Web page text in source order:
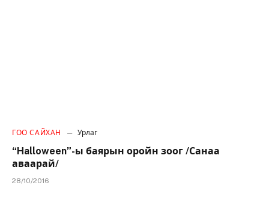
ГОО САЙХАН Урлаг
“Halloween”-ы баярын оройн зоог /Санаа
аваарай/
28/10/2016